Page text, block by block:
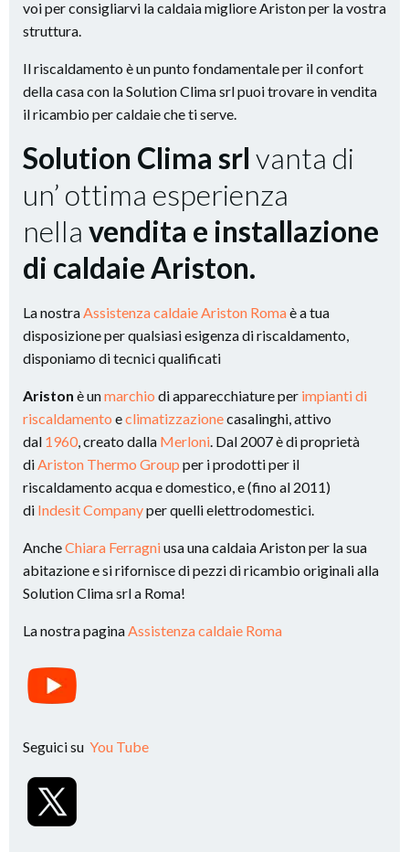
voi per consigliarvi la caldaia migliore Ariston per la vostra
struttura.
Il riscaldamento è un punto fondamentale per il confort
della casa con la Solution Clima srl puoi trovare in vendita
il ricambio per caldaie che ti serve.
Solution Clima srl vanta di
un’ ottima esperienza
nella vendita e installazione
di caldaie Ariston.
La nostra Assistenza caldaie Ariston Romaè a tua
disposizione per qualsiasi esigenza di riscaldamento,
disponiamo di tecnici qualificati
Ariston è unmarchio di apparecchiature per impianti di
riscaldamento eclimatizzazionecasalinghi, attivo
dal 1960 , creato dalla Merloni . Dal 2007 è di proprietà
di Ariston Thermo Group per i prodotti per il
riscaldamento acqua e domestico, e (fino al 2011)
di Indesit Companyper quelli elettrodomestici.
AncheChiara Ferragniusa una caldaia Ariston per la sua
abitazione e si rifornisce di pezzi di ricambio originali alla
Solution Clima srl a Roma!
La nostra pagina Assistenza caldaie Roma
Seguici su You Tube